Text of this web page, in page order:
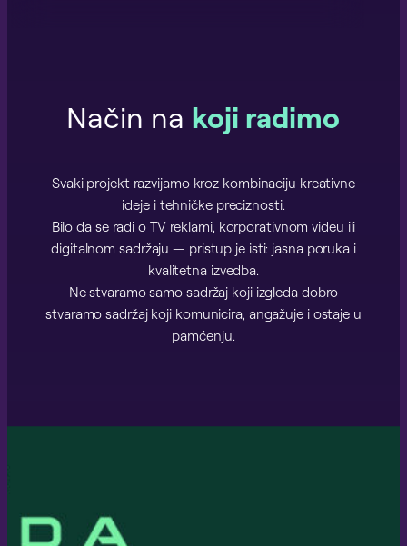
Način na koji radimo
Svaki projekt razvijamo kroz kombinaciju kreativne
ideje i tehničke preciznosti.
Bilo da se radi o TV reklami, korporativnom videu ili
digitalnom sadržaju — pristup je isti: jasna poruka i
kvalitetna izvedba.
Ne stvaramo samo sadržaj koji izgleda dobro
stvaramo sadržaj koji komunicira, angažuje i ostaje u
pamćenju.